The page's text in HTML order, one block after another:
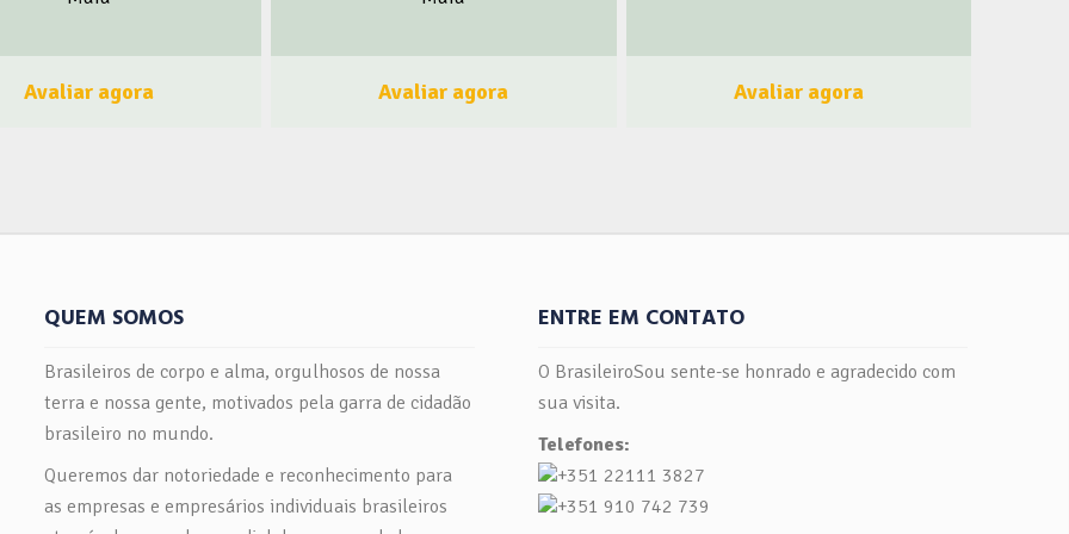
na Pavaronie. Faça como a
Avaliar agora
mais de 20 anos de experiência em TI
estágio e as necessidades do seu
consultor para algumas das principais
empresas de petróleo no Brasil e suas
plataformas offshore, coordenamos a
infraestrutura de TI e telecomunicações
Avaliar agora
gama de serviços que incluem viagens de
condições de acessibilidade, transporte,
conquistamos um grande respeito,
credibilidade e know how nos segmentos
Avaliar agora
QUEM SOMOS
Brasileiros de corpo e alma, orgulhosos de nossa
terra e nossa gente, motivados pela garra de cidadão
brasileiro no mundo.
Queremos dar notoriedade e reconhecimento para
as empresas e empresários individuais brasileiros
ENTRE EM CONTATO
O BrasileiroSou sente-se honrado e agradecido com
sua visita.
Telefones:
+351 22111 3827
+351 910 742 739